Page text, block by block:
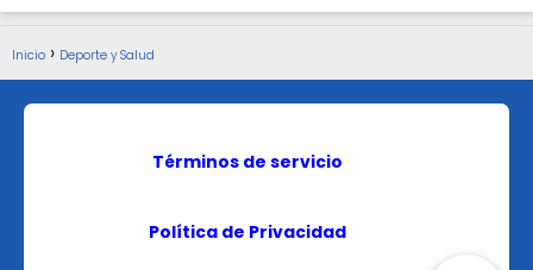
Inicio Deporte y Salud
Términos de servicio
Política de Privacidad